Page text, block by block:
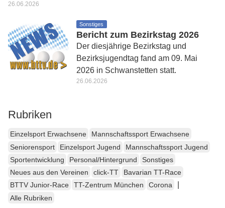
26.06.2026
Sonstiges
Bericht zum Bezirkstag 2026
Der diesjährige Bezirkstag und
Bezirksjugendtag fand am 09. Mai
2026 in Schwanstetten statt.
26.06.2026
Rubriken
Einzelsport Erwachsene
Mannschaftssport Erwachsene
Seniorensport
Einzelsport Jugend
Mannschaftssport Jugend
Sportentwicklung
Personal/Hintergrund
Sonstiges
Neues aus den Vereinen
click-TT
Bavarian TT-Race
BTTV Junior-Race
TT-Zentrum München Corona
Alle Rubriken